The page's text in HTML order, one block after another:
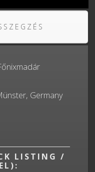
Germany
LISTING /